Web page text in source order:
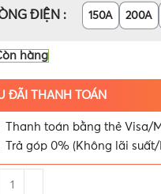
ĐIỆN 150A 200A
hàng
ĐÃI THANH TOÁN
Thanh toán bằng thẻ Visa/
Trả góp 0% (Không lãi